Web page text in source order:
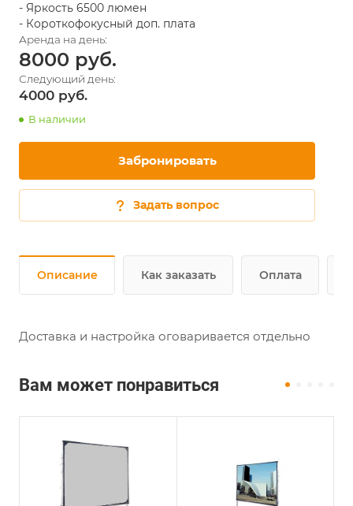
- Яркость 6500 люмен
- Короткофокусный доп. плата
8000
4000
В наличии
Забронировать
Задать вопрос
Описание Как заказать Оплата
Доставка и настройка оговаривается отдельно
Вам может понравиться